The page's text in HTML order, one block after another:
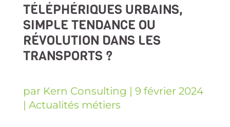
TÉLÉPHÉRIQUES URBAINS,
SIMPLE TENDANCE OU
RÉVOLUTION DANS LES
TRANSPORTS ?
par Kern Consulting | 9 février 2024
| Actualités métiers